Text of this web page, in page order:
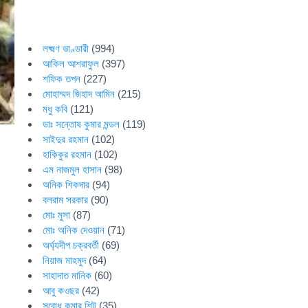
লক্ষ্মণ ভাণ্ডারী (994)
আকিল আশরাফুল (397)
শফিক তপন (227)
মোহাম্মদ জিহাদ আমিন (215)
মধু কবি (121)
ডাঃ সন্তোষ কুমার মন্ডল (119)
সাইদুর রহমান (102)
হাকিকুর রহমান (102)
এম নাজমুল হাসান (98)
অনিক শিকদার (94)
বলরাম সরকার (90)
মোঃ মুসা (87)
মোঃ অনিক দেওয়ান (71)
অর্ঘ্যদীপ চক্রবর্তী (69)
নিয়াজ মাহমুদ(64)
সাহাদাত মানিক (60)
আবু কওছর (42)
সুবোধ কুমার শিট (35)